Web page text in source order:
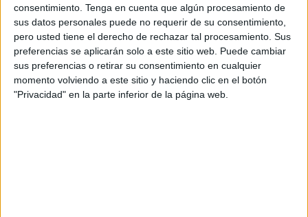
consentimiento. Tenga en cuenta que algún procesamiento de
sus datos personales puede no requerir de su consentimiento,
pero usted tiene el derecho de rechazar tal procesamiento. Sus
preferencias se aplicarán solo a este sitio web. Puede cambiar
sus preferencias o retirar su consentimiento en cualquier
momento volviendo a este sitio y haciendo clic en el botón
"Privacidad" en la parte inferior de la página web.
l'oxigen entri a les aigües més profundes i es
pot esgotar.
Els models elaborats en un estudi liderat el
Dundalk Institute of Technologyd'Irlandai
amb la col·laboració de l'ICRA apunten que